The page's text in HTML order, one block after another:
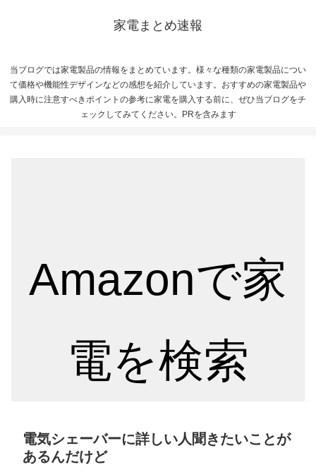
家電まとめ速報
当ブログでは家電製品の情報をまとめています。様々な種類の家電製品につい
て価格や機能性デザインなどの感想を紹介しています。おすすめの家電製品や
購入時に注意すべきポイントの参考に家電を購入する前に、ぜひ当ブログをチ
ェックしてみてください。PRを含みます
Amazonで家
電を検索
電気シェーバーに詳しい人聞きたいことが
あるんだけど